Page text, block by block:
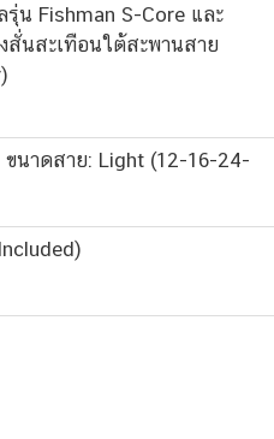
น Fishman S-Core และ
สั่นสะเทือนใต้สะพานสาย
ขนาดสาย: Light (12-16-24-